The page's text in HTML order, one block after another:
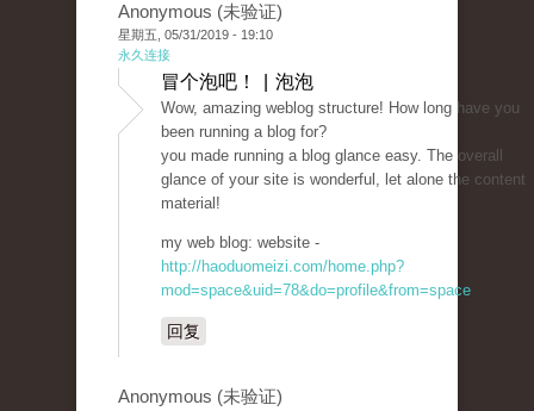
Anonymous (未验证)
星期五, 05/31/2019 - 19:10
永久连接
冒个泡吧！ | 泡泡
Wow, amazing weblog structure! How long have you
been running a blog for?
you made running a blog glance easy. The overall
glance of your site is wonderful, let alone the content
material!
my web blog: website -
http://haoduomeizi.com/home.php?
mod=space&uid=78&do=profile&from=space
回复
Anonymous (未验证)